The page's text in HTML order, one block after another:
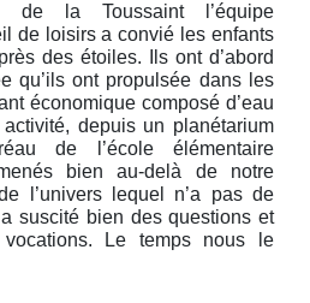
de la Toussaint l’équipe
de loisirs a convié les enfants
des étoiles. Ils ont d’abord
qu’ils ont propulsée dans les
économique composé d’eau
depuis un planétarium
de l’école élémentaire
bien au-delà de notre
l’univers lequel n’a pas de
suscité bien des questions et
Le temps nous le